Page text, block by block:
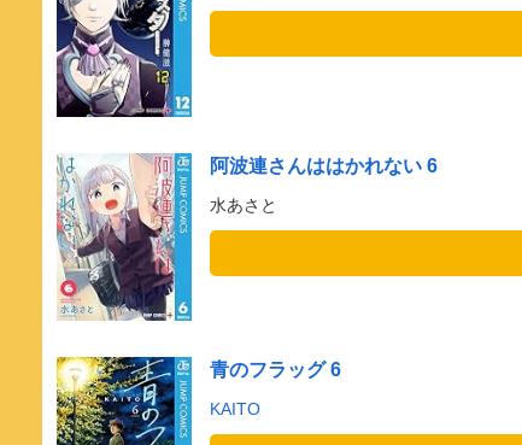
阿波連さんははかれない 6
水あさと
青のフラッグ 6
KAITO